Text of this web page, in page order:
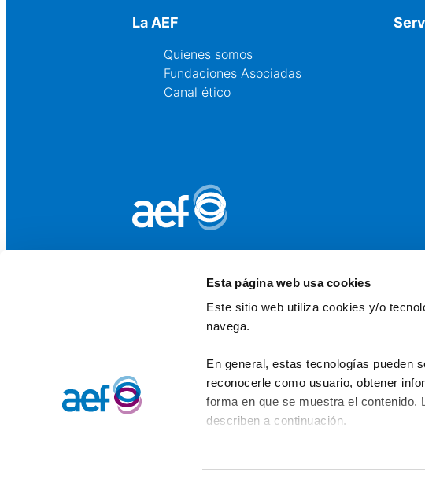
Esta página web usa cookies
Este sitio web utiliza cookies y/o
navega.
En general, estas tecnologías pueden
reconocerle como usuario, obtener
forma en que se muestra el
describen a continuación.
La AEF
Quienes somos
Fundaciones Asociadas
Canal ético